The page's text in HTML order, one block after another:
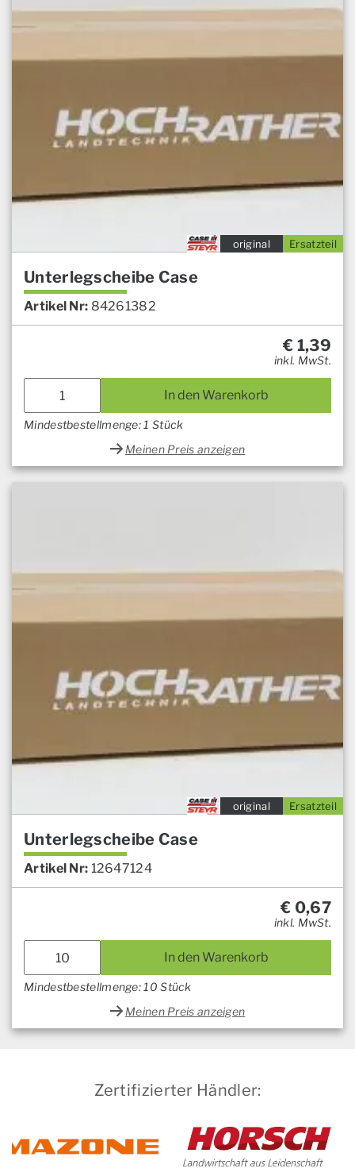
Ersatzteil
original
Unterlegscheibe Case
Artikel Nr: 84261382
€ 1,39
inkl. MwSt.
In den Warenkorb
Mindestbestellmenge: 1 Stück
Meinen Preis anzeigen
Ersatzteil
original
Unterlegscheibe Case
Artikel Nr: 12647124
€ 0,67
inkl. MwSt.
In den Warenkorb
Mindestbestellmenge: 10 Stück
Meinen Preis anzeigen
Zertifizierter Händler: